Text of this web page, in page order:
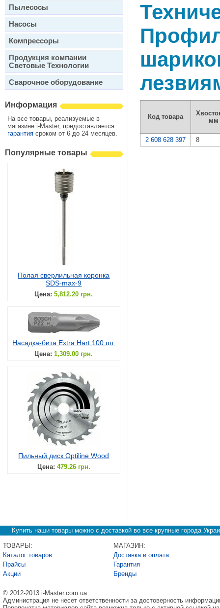
Пылесосы
Насосы
Компрессоры
Продукция компании
Световые Технологии
Сварочное оборудование
Информация
На все товары, реализуемые в
магазине i-Master, предоставляется
гарантия сроком от 6 до 24 месяцев.
Популярные товары
Полая сверлильная коронка
SDS-max-9
Цена: 5,812.20 грн.
Насадка-бита Extra Hart 100 шт.
Цена: 1,309.00 грн.
Пильный диск Optiline Wood
Цена: 479.26 грн.
Код товара
мм
2 608 628 397 8
Купить наши товары можно с доставкой во все крупные города
ТОВАРЫ:
Каталог товаров
Прайсы
Акции
МАГАЗИН:
Доставка и оплата
Гарантия
Бренды
© 2012-2013 i-Master.com.ua
Администрация не несет ответственности за достоверность